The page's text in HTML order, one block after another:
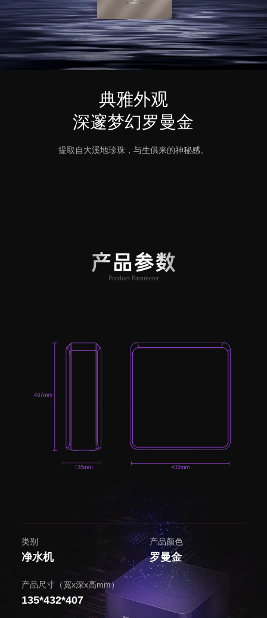
典雅外观
深邃梦幻罗曼金
提取自大溪地珍珠，与生俱来的神秘感。
产品参数
Product Parameter
类别
净水机
产品颜色
罗曼金
产品尺寸（宽x深x高mm）
135*432*407